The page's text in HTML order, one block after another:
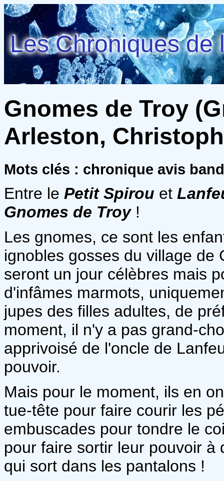
Les Chroniques de
Gnomes de Troy
Arleston,
Mots clés : chronique avis
Entre le Petit Spirou et
Gnomes de Troy!
Les gnomes, ce sont les
ignobles gosses du village de
seront un jour célèbres mais
d'infâmes marmots,
jupes des filles adultes, de
moment, il n'y a pas grand-
apprivoisé de l'oncle de
pouvoir.
Mais pour le moment, ils en
tue-tête pour faire courir les
embuscades pour tondre le
pour faire sortir leur pouvoir à
qui sort dans les pantalons !